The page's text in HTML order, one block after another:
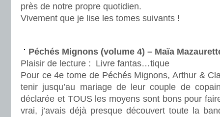
près de notre propre quotidien.
Vivement que je lise les tomes suivants !
Péchés Mignons (volume 4) – Maïa
Plaisir de lecture : Livre fantas…tique
Pour ce 4e tome de Péchés Mignons, Arthur &
tenir jusqu’au mariage de leur couple de
déclarée et TOUS les moyens sont bons pour
vrai, j’avais déjà presque découvert toute la